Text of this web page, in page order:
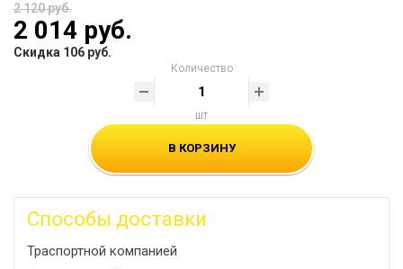
2 120 руб.
2 014 руб.
Скидка 106 руб.
Количество
шт
В КОРЗИНУ
Способы доставки
Траспортной компанией